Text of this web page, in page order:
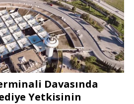
Davasında
Yetkisinin